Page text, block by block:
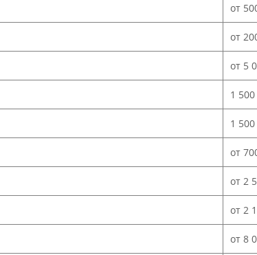
от
от
от 5
1
1
от
от 2
от 2
от 8